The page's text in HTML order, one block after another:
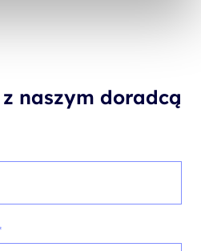
naszym doradcą